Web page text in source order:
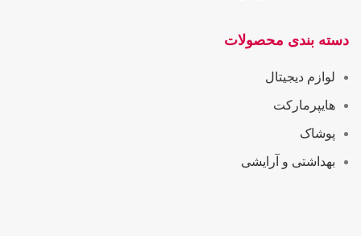
دسته بندی محصولات
لوازم دیجیتال
هایپرمارکت
پوشاک
بهداشتی و آرایشی